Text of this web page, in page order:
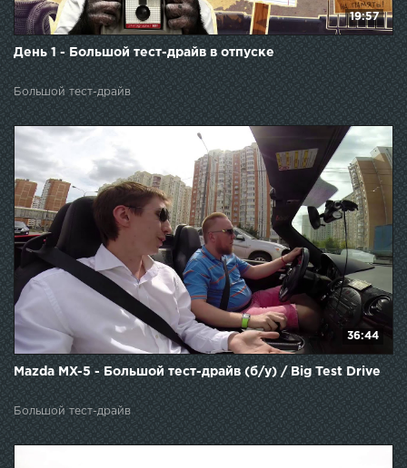
19:57
День 1 - Большой тест-драйв в отпуске
Большой тест-драйв
36:44
Mazda MX-5 - Большой тест-драйв (б/у) / Big Test Drive
Большой тест-драйв